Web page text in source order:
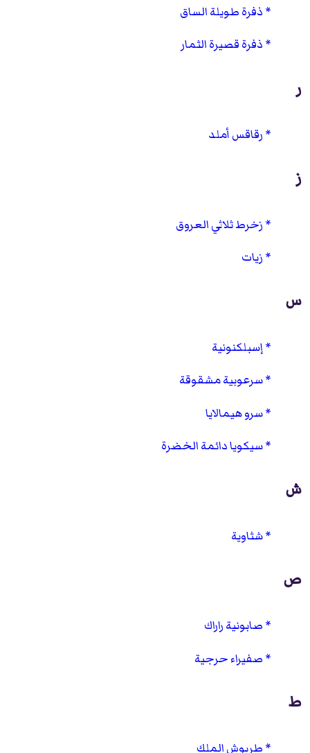
ذفرة طويلة الساق
ذفرة قصيرة الثمار
ر
رقاقس أملد
ز
زخرط ثلاثي العروق
زيات
س
إسبلكنونية
سرعوبية مشقوقة
سرو هيمالايا
سيكويا دائمة الخضرة
ش
شثاوية
ص
صابونية راراك
صفيراء حرجية
ط
طربوش الملك